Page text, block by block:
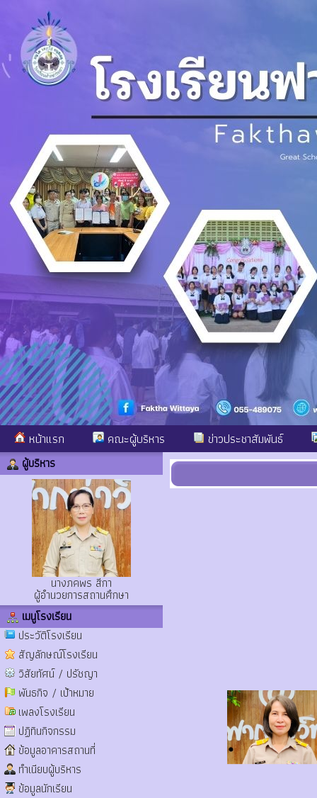
หน้าแรก คณะผู้บริหาร ข่าวประชาสัมพันธ์
ผู้บริหาร
นางภคพร สีกา
ผู้อำนวยการสถานศึกษา
เมนูโรงเรียน
ประวัติโรงเรียน
สัญลักษณ์โรงเรียน
วิสัยทัศน์ / ปรัชญา
พันธกิจ / เป้าหมาย
เพลงโรงเรียน
ปฏิทินกิจกรรม
ข้อมูลอาคารสถานที่
ทำเนียบผู้บริหาร
ข้อมูลนักเรียน